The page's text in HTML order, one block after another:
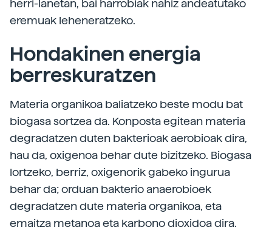
herri-lanetan, bai harrobiak nahiz andeatutako
eremuak leheneratzeko.
Hondakinen energia
berreskuratzen
Materia organikoa baliatzeko beste modu bat
biogasa sortzea da. Konposta egitean materia
degradatzen duten bakterioak aerobioak dira,
hau da, oxigenoa behar dute bizitzeko. Biogasa
lortzeko, berriz, oxigenorik gabeko ingurua
behar da; orduan bakterio anaerobioek
degradatzen dute materia organikoa, eta
emaitza metanoa eta karbono dioxidoa dira.